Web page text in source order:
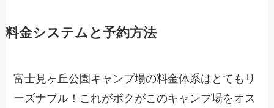
料金システムと予約方法
富士見ヶ丘公園キャンプ場の料金体系はとてもリ
ーズナブル！これがボクがこのキャンプ場をオス